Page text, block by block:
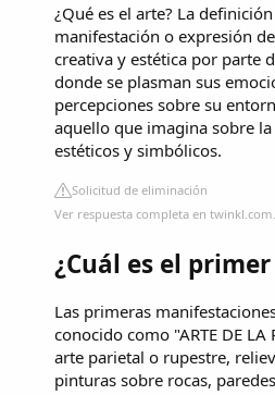
¿Qué es el arte? La
manifestación o expresión
creativa y estética por parte
donde se plasman sus
percepciones sobre su
aquello que imagina sobre
estéticos y simbólicos.
Solicitud de eliminación
Ver respuesta completa en
¿Cuál es el
Las primeras
conocido como "ARTE DE LA
arte parietal o rupestre,
pinturas sobre rocas,